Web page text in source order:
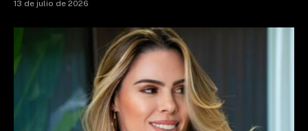
13 de julio de 2026